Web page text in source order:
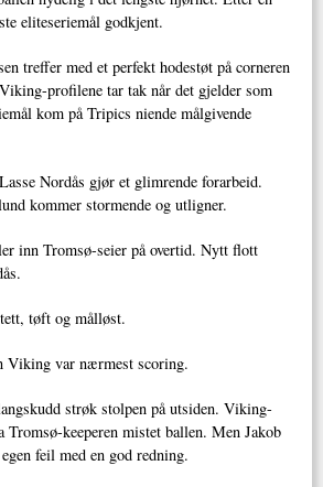
eliteseriemål godkjent.
treffer med et perfekt hodestøt på corneren
profilene tar tak når det gjelder som
kom på Tripics niende målgivende
Nordås gjør et glimrende forarbeid.
kommer stormende og utligner.
inn Tromsø-seier på overtid. Nytt flott
tøft og målløst.
Viking var nærmest scoring.
strøk stolpen på utsiden. Viking-
keeperen mistet ballen. Men Jakob
feil med en god redning.